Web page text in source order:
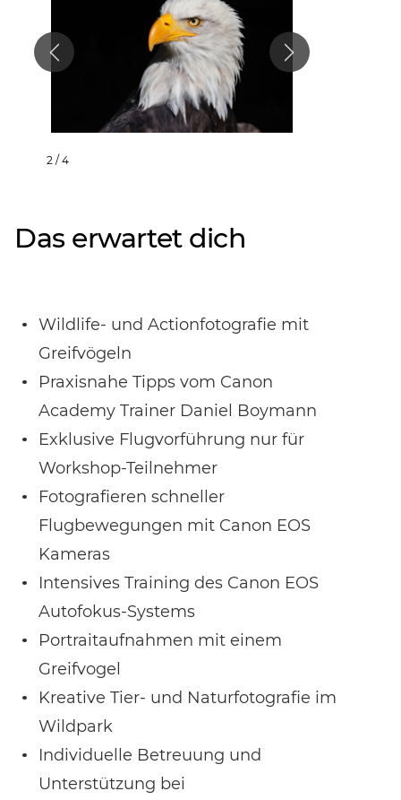
2 / 4
Das erwartet dich
Wildlife- und Actionfotografie mit
Greifvögeln
Praxisnahe Tipps vom Canon
Academy Trainer Daniel Boymann
Exklusive Flugvorführung nur für
Workshop-Teilnehmer
Fotografieren schneller
Flugbewegungen mit Canon EOS
Kameras
Intensives Training des Canon EOS
Autofokus-Systems
Portraitaufnahmen mit einem
Greifvogel
Kreative Tier- und Naturfotografie im
Wildpark
Individuelle Betreuung und
Unterstützung bei